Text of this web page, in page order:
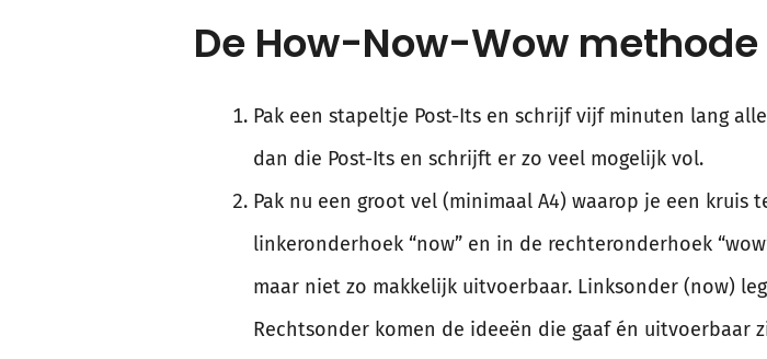
De How-Now-Wow methode
Pak een stapeltje Post-Its en schrijf vijf minuten lang
dan die Post-Its en schrijft er zo veel mogelijk vol.
Pak nu een groot vel (minimaal A4) waarop je een kruis
linkeronderhoek “now” en in de rechteronderhoek
maar niet zo makkelijk uitvoerbaar. Linksonder (now)
Rechtsonder komen de ideeën die gaaf én